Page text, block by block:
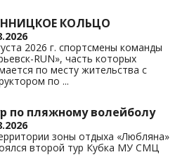
КОЛЬЦО
2026 г. спортсмены команды
RUN», часть которых
по месту жительства с
по ...
по пляжному волейболу
зоны отдыха «Любляна»
второй тур Кубка МУ СМЦ